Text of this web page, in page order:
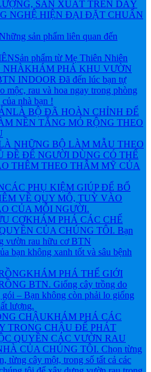
SẢN XUẤT TRÊN DÂY
NGHỆ HIỆN ĐẠI ĐẶT CHUẨN
sản phẩm liên quan đến
Sản phẩm từ Mẹ Thiên Nhiên
NHÀKHÁM PHÁ KHU VƯỜN
INDOOR Đã đến lúc bạn tự
mộc, rau và hoa ngay trong phòng
nhà bạn !
LÀ BỘ ĐÃ HOÀN CHỈNH ĐỂ
NỀN TẲNG MỎ RỘNG THEO
NHỮNG BỘ LÀM MẪU THEO
ĐỀ ĐỂ NGƯỜI DÙNG CÓ THỂ
THÊM THEO THẪM MỸ CỦA
CÁC PHỤ KIỆM GIÚP ĐỂ BỔ
VỀ QUY MÔ, TUỲ VÀO
CỦA MỖI NGƯỜI.
CƠKHÁM PHÁ CÁC CHẾ
CỦA CHÚNG TÔI. Bạn
vườn rau hữu cơ BTN
bạn không xanh tốt và sâu bệnh
KHÁM PHÁ THẾ GIỚI
BTN. Giống cây trồng do
– Bạn không còn phải lo giống
lượng.
CHẬUKHÁM PHÁ CÁC
TRONG CHẬU ĐỂ PHÁT
QUYỀN CÁC VƯỜN RAU
CỦA CHÚNG TÔI. Chọn từng
từng cây một, trong số tất cả các